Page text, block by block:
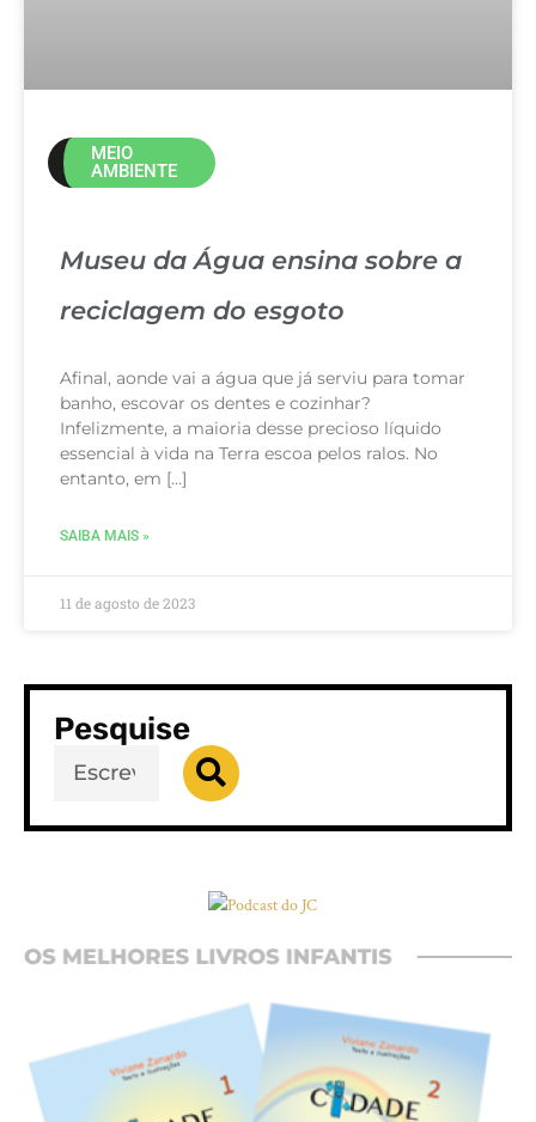
MEIO
AMBIENTE
Museu da Água ensina sobre a
reciclagem do esgoto
Afinal, aonde vai a água que já serviu para tomar
banho, escovar os dentes e cozinhar?
Infelizmente, a maioria desse precioso líquido
essencial à vida na Terra escoa pelos ralos. No
entanto, em […]
SAIBA MAIS »
11 de agosto de 2023
Pesquise